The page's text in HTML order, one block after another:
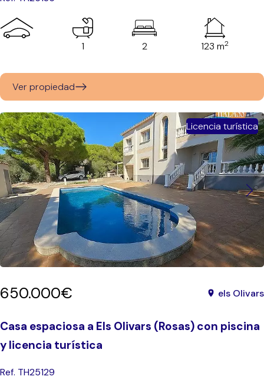
1 2 123 m2
Ver propiedad
Licencia turística
650.000€ els Olivars
Casa espaciosa a Els Olivars (Rosas) con piscina
y licencia turística
Ref. TH25129